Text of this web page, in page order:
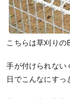
こちらは草刈り
手が付けられない
日でこんなにすっ